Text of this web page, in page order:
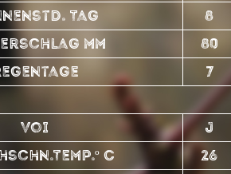
Tag
8
mm
80
7
Voi
J
C
26